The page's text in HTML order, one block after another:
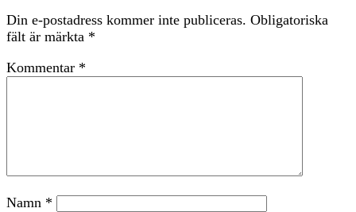
Din e-postadress kommer inte publiceras. Obligatoriska
fält är märkta *
Kommentar *
Namn *